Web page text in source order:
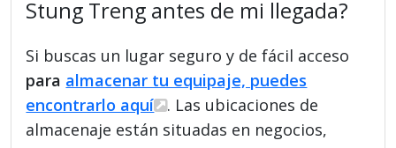
Stung Treng antes de mi llegada?
Si buscas un lugar seguro y de fácil acceso
para almacenar tu equipaje, puedes
encontrarlo aquí
. Las ubicaciones de
almacenaje están situadas en negocios,